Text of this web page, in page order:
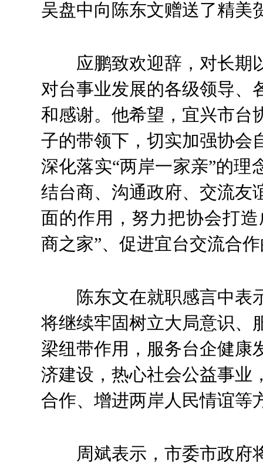
吴盘中向陈东文赠送了精美
应鹏致欢迎辞，对长期
对台事业发展的各级领导、
和感谢。他希望，宜兴市台
子的带领下，切实加强协会
深化落实“两岸一家亲”的理
结台商、沟通政府、交流友
面的作用，努力把协会打
商之家”、促进宜台交流合
陈东文在就职感言中表
将继续牢固树立大局意识、
梁纽带作用，服务台企健康
济建设，热心社会公益事业
合作、增进两岸人民情谊等
周斌表示，市委市政府